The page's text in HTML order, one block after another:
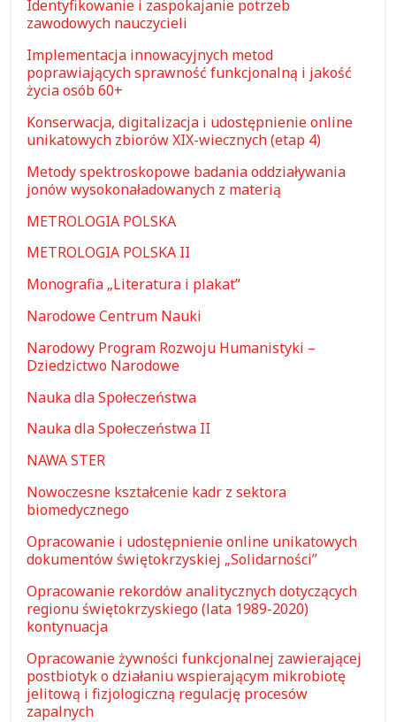
Identyfikowanie i zaspokajanie potrzeb
zawodowych nauczycieli
Implementacja innowacyjnych metod
poprawiających sprawność funkcjonalną i jakość
życia osób 60+
Konserwacja, digitalizacja i udostępnienie online
unikatowych zbiorów XIX-wiecznych (etap 4)
Metody spektroskopowe badania oddziaływania
jonów wysokonaładowanych z materią
METROLOGIA POLSKA
METROLOGIA POLSKA II
Monografia „Literatura i plakat”
Narodowe Centrum Nauki
Narodowy Program Rozwoju Humanistyki –
Dziedzictwo Narodowe
Nauka dla Społeczeństwa
Nauka dla Społeczeństwa II
NAWA STER
Nowoczesne kształcenie kadr z sektora
biomedycznego
Opracowanie i udostępnienie online unikatowych
dokumentów świętokrzyskiej „Solidarności”
Opracowanie rekordów analitycznych dotyczących
regionu świętokrzyskiego (lata 1989-2020)
kontynuacja
Opracowanie żywności funkcjonalnej zawierającej
postbiotyk o działaniu wspierającym mikrobiotę
jelitową i fizjologiczną regulację procesów
zapalnych